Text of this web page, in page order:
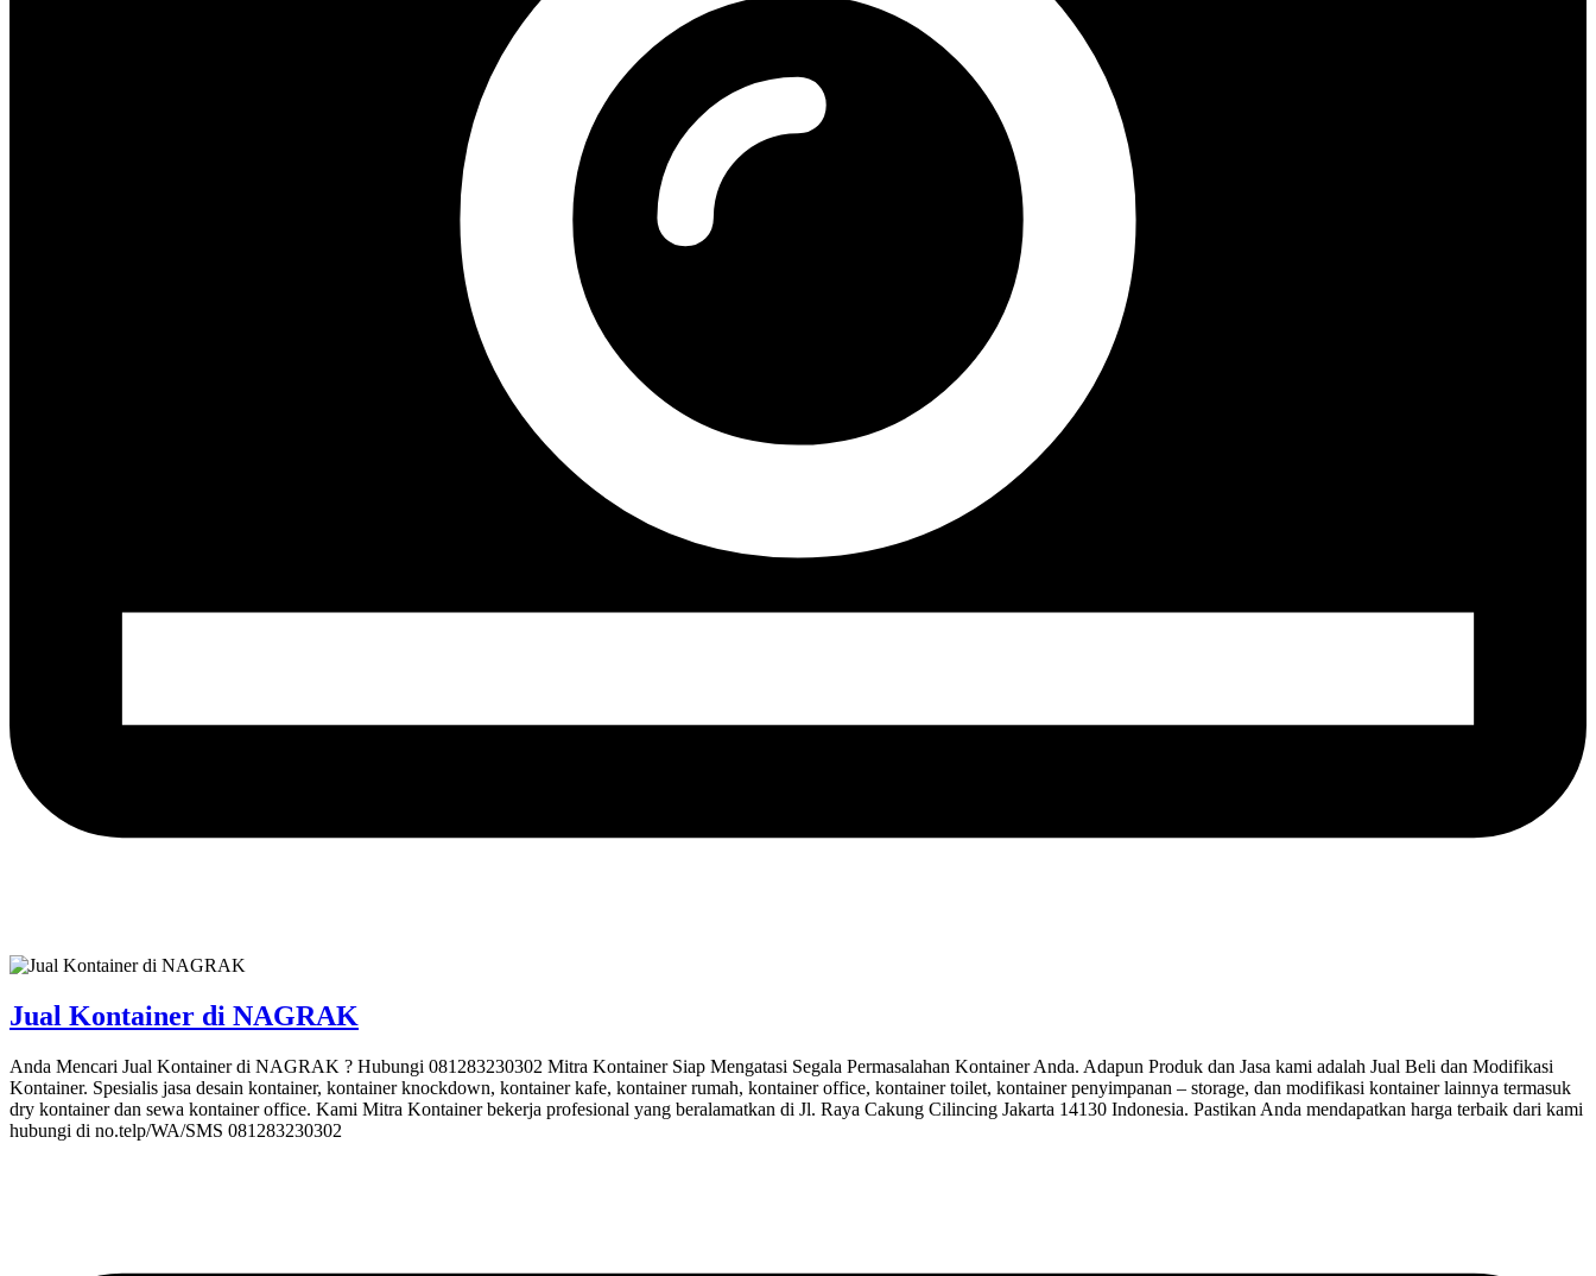
Jual Kontainer di NAGRAK
Anda Mencari Jual Kontainer di NAGRAK ? Hubungi 081283230302 Mitra Kontainer Siap Mengatasi Segala Permasalahan Kontainer Anda. Adapun Produk dan Jasa kami adalah Jual Beli dan Modifikasi
Kontainer. Spesialis jasa desain kontainer, kontainer knockdown, kontainer kafe, kontainer rumah, kontainer office, kontainer toilet, kontainer penyimpanan – storage, dan modifikasi kontainer lainnya termasuk
dry kontainer dan sewa kontainer office. Kami Mitra Kontainer bekerja profesional yang beralamatkan di Jl. Raya Cakung Cilincing Jakarta 14130 Indonesia. Pastikan Anda mendapatkan harga terbaik dari kami
hubungi di no.telp/WA/SMS 081283230302